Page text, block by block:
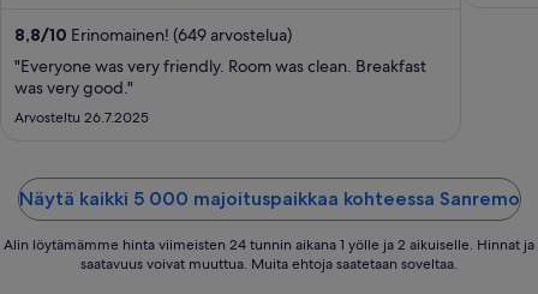
7.9.
8,8/10 Erinomainen! (649 arvostelua)
"Everyone was very friendly. Room was clean. Breakfast
was very good."
Arvosteltu 26.7.2025
Näytä kaikki 5 000 majoituspaikkaa kohteessa Sanremo
Alin löytämämme hinta viimeisten 24 tunnin aikana 1 yölle ja 2 aikuiselle. Hinnat ja
saatavuus voivat muuttua. Muita ehtoja saatetaan soveltaa.